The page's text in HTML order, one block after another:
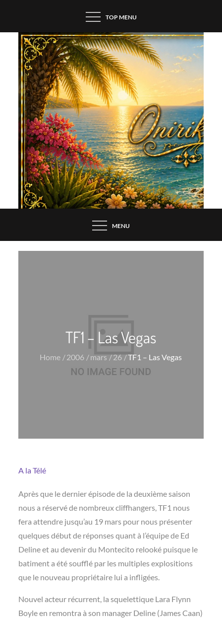
content
TOP MENU
MENU
TF1 – Las Vegas
Home 2006 mars 26 TF1 – Las Vegas
A la Télé
Après que le dernier épisode de la deuxième saison
nous a réservé de nombreux cliffhangers, TF1 nous
fera attendre jusqu’au 19 mars pour nous présenter
quelques début de réponses quant à l’équipe de Ed
Deline et au devenir du Montecito relooké puisque le
batiment a été soufflé par les multiples explositions
que le nouveau propriétaire lui a infligées.
Nouvel acteur récurrent, la squelettique Lara Flynn
Boyle en remontra à son manager Deline (James Caan)